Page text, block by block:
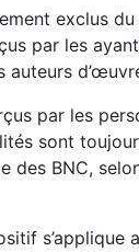
exclus
par les
par les
sont
des BNC,
s’applique